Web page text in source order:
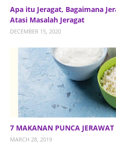
Apa itu Jeragat, Bagaimana
Atasi Masalah Jeragat
DECEMBER 15, 2020
7 MAKANAN PUNCA JERAWAT
MARCH 28, 2019